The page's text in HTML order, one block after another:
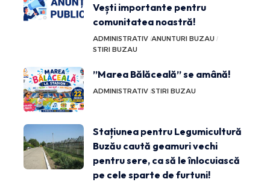
Vești importante pentru
comunitatea noastră!
ADMINISTRATIV ANUNTURI BUZAU
STIRI BUZAU
”Marea Bălăceală” se amână!
ADMINISTRATIV STIRI BUZAU
Stațiunea pentru Legumicultură
Buzău caută geamuri vechi
pentru sere, ca să le înlocuiască
pe cele sparte de furtuni!